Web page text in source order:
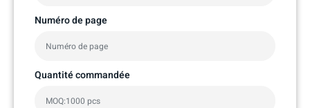
Numéro de page
Quantité commandée